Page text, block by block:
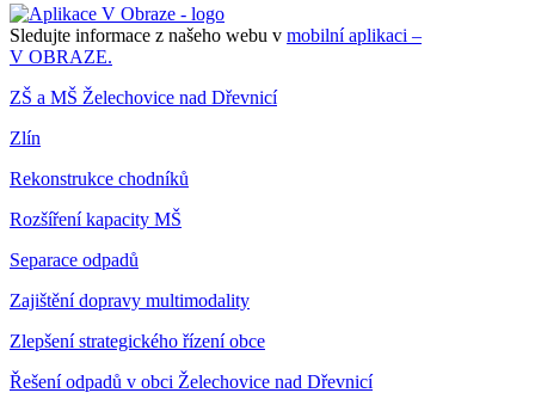
Sledujte informace z našeho webu v mobilní aplikaci –
V OBRAZE.
ZŠ a MŠ Želechovice nad Dřevnicí
Zlín
Rekonstrukce chodníků
Rozšíření kapacity MŠ
Separace odpadů
Zajištění dopravy multimodality
Zlepšení strategického řízení obce
Řešení odpadů v obci Želechovice nad Dřevnicí